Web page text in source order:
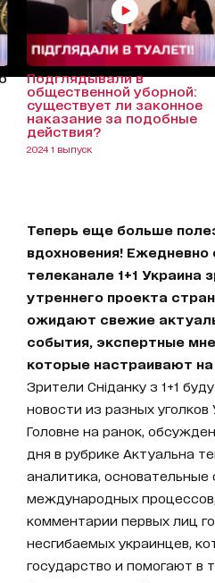
Подглядывали в
общественной уборной:
существует ли законное
наказание за подобные
действия?
2024 1 выпуск
Теперь еще больше
вдохновения! Ежедневно
телеканале 1+1 Украина
утреннего проекта
ожидают свежие
события, экспертные
которые настраивают на
Зрители Сніданку з 1+1
новости из разных уголков
Головне на ранок,
дня в рубрике Актуальна
аналитика, основательные
международных
комментарии первых лиц
несгибаемых украинцев,
государство и помогают в